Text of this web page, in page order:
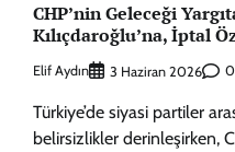
CHP’nin Geleceği
Kılıçdaroğlu’na, İptal
Elif Aydın 3 Haziran 2026 0
Türkiye’de siyasi partiler
belirsizlikler derinleşirken,